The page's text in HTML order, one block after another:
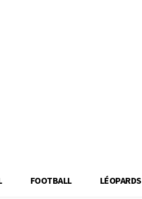
FOOTBALL